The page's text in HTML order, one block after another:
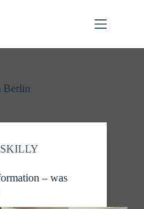
Berlin
SKILLY
– was